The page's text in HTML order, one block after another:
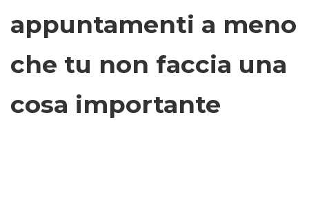
appuntamenti a meno
che tu non faccia una
cosa importante